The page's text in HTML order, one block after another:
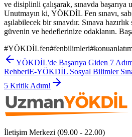
ve disiplinli çalışarak, sınavda başarıya
Unutmayın ki, YÖKDİL Fen sınavı,
aşılabilecek bir sınavdır. Sınava
güvenin ve hedeflerinize odaklanın.
#YÖKDİLfen#fenbilimleri#
YÖKDİL'de Başarıya Giden 7
RehberiE-YÖKDİL Sosyal Bilimler
5 Kritik Adım!
İletişim Merkezi (09.00 - 22.00)